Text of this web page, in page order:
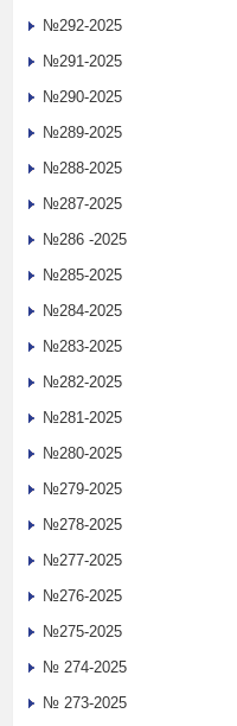
№292-2025
№291-2025
№290-2025
№289-2025
№288-2025
№287-2025
№286 -2025
№285-2025
№284-2025
№283-2025
№282-2025
№281-2025
№280-2025
№279-2025
№278-2025
№277-2025
№276-2025
№275-2025
№ 274-2025
№ 273-2025